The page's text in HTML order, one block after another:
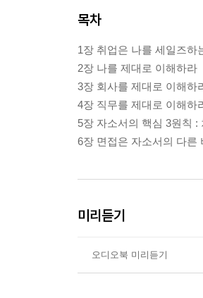
목차
1장 취업은 나를 세일즈하
2장 나를 제대로 이해하라
3장 회사를 제대로 이해하
4장 직무를 제대로 이해하
5장 자소서의 핵심 3원칙
6장 면접은 자소서의 다른
미리듣기
오디오북 미리듣기